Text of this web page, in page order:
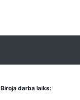
Biroja darba laiks: